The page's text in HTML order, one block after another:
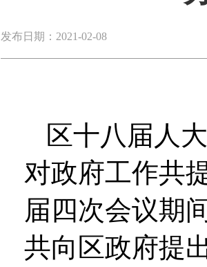
发布日期：2021-02-08
区十八届人
对政府工作共
届四次会议期
共向区政府提